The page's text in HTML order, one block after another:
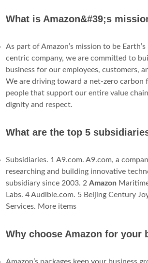
What is Amazon&#39;s
As part of Amazon’s mission to be
centric company, we are committed to
business for our employees, customers,
We are driving toward a net-zero carbon
people that support our entire value
dignity and respect.
What are the top 5
Subsidiaries. 1 A9.com. A9.com, a
researching and building innovative
subsidiary since 2003. 2 Amazon
Labs. 4 Audible.com. 5 Beijing Century
Services. More items
Why choose Amazon for your